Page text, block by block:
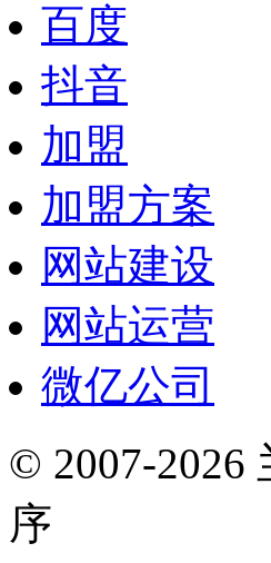
百度
抖音
加盟
加盟方案
网站建设
网站运营
微亿公司
© 2007-2026
序